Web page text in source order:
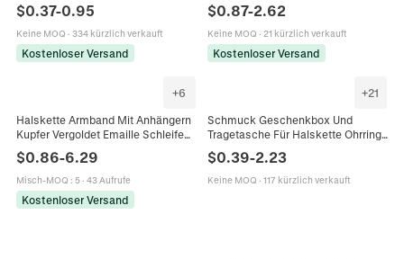
Schmuckherstellung Halsketten
Armbänder
$0.37-0.95
Keine MOQ · 334 kürzlich verkauft
Kostenloser Versand
Mode Schmuck Geschenk
$0.87-2.62
Keine MOQ · 21 kürzlich verkauft
Kostenloser Versand
+6
Halskette Armband Mit Anhängern
Kupfer Vergoldet Emaille Schleife
Herz Hundeknochen Künstliche
Perle Verstellbarer Schmuck
Damen
$0.86-6.29
Misch-MOQ : 5· 43 Aufrufe
Kostenloser Versand
+21
Schmuck Geschenkbox Und
Tragetasche Für Halskette Ohrring
Ring Elegante Papierverpackung
Mit Satinnband Schleife
Goldfoliendruck
$0.39-2.23
Keine MOQ · 117 kürzlich verkauft